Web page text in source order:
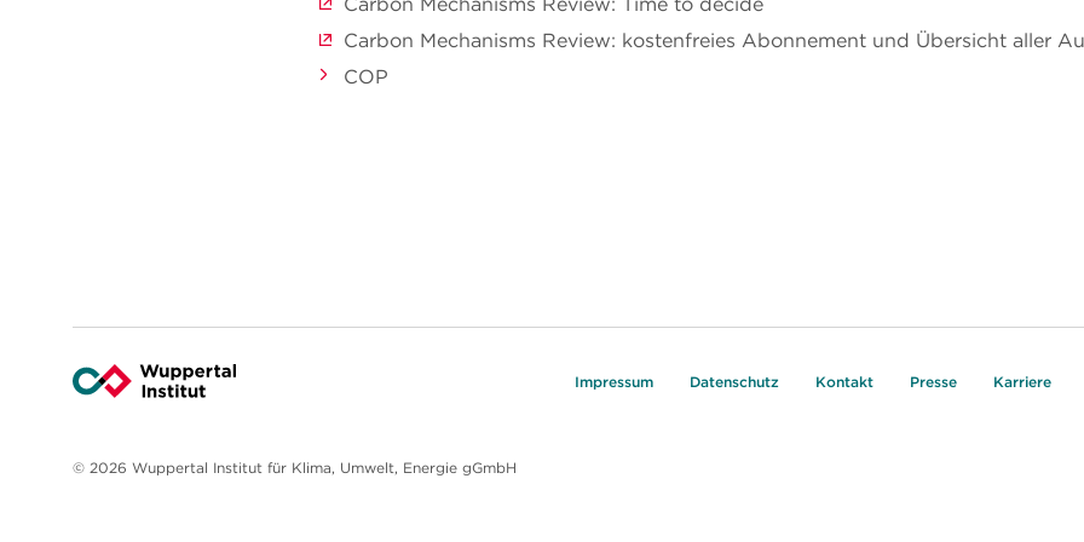
Carbon Mechanisms Review: kostenfreies Abonnement und Übersicht aller
COP
Impressum Datenschutz Kontakt Presse Karriere
© 2026 Wuppertal Institut für Klima, Umwelt, Energie gGmbH